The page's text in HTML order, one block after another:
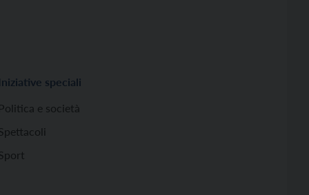
Iniziative speciali
Politica e società